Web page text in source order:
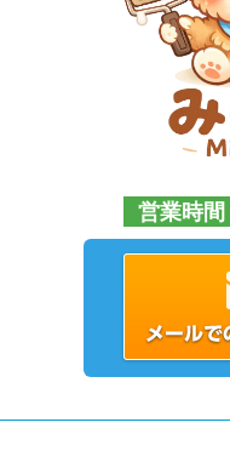
営業時